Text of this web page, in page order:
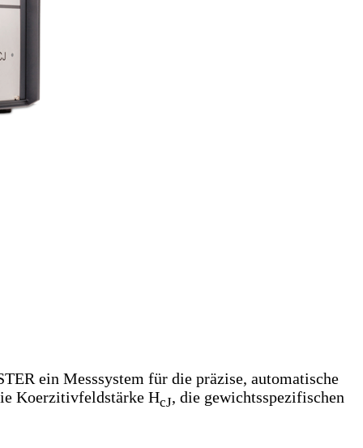
ein Messsystem für die präzise, automatische
Koerzitivfeldstärke HcJ, die gewichtsspezifischen